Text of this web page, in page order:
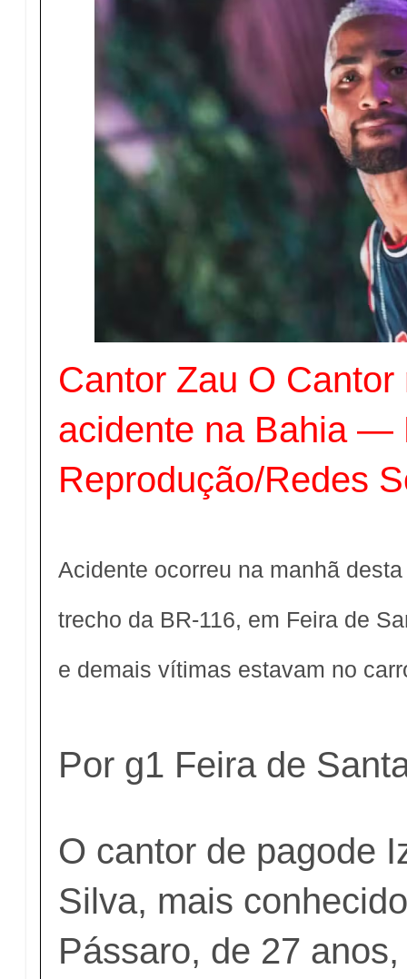
Cantor Zau O Cantor
acidente na Bahia —
Reprodução/Redes
Acidente ocorreu na manhã
trecho da BR-116, em Feira de
e demais vítimas estavam no
Por g1 Feira de
O cantor de pagode
Silva, mais
Pássaro, de 27